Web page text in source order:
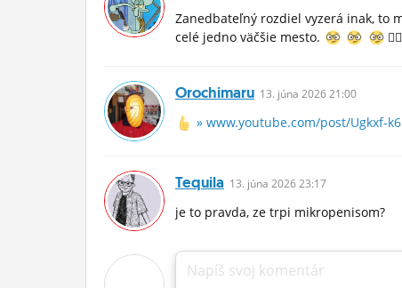
Zanedbateľný rozdiel vyzerá inak, to
celé jedno väčšie mesto.
☝🏻
Orochimaru 13. júna 2026 21:00
» www.youtube.com/post/Ugkxf-
Tequila 13. júna 2026 23:17
je to pravda, ze trpi mikropenisom?
Napíš svoj komentár